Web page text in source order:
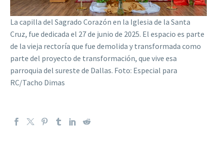
La capilla del Sagrado Corazón en la Iglesia de la Santa
Cruz, fue dedicada el 27 de junio de 2025. El espacio es parte
de la vieja rectoría que fue demolida y transformada como
parte del proyecto de transformación, que vive esa
parroquia del sureste de Dallas. Foto: Especial para
RC/Tacho Dimas